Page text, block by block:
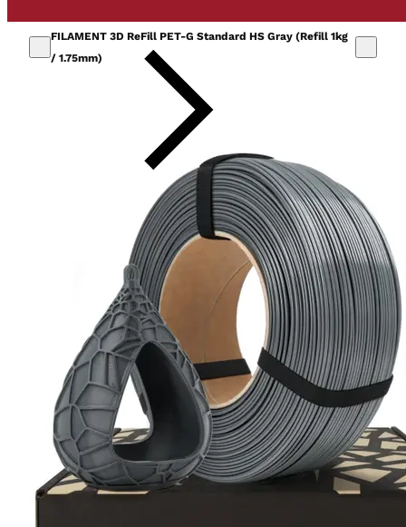
FILAMENT 3D ReFill PET-G Standard HS Gray (Refill 1kg
/ 1.75mm)